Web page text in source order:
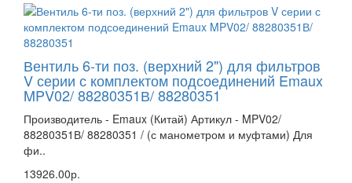
Вентиль 6-ти поз. (верхний 2") для фильтров
V серии с комплектом подсоединений Emaux
MPV02/ 88280351В/ 88280351
Производитель - Emaux (Китай) Артикул - MPV02/
88280351В/ 88280351 / (с манометром и муфтами) Для
фи..
13926.00р.